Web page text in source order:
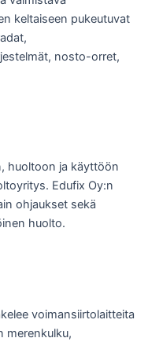
keltaiseen pukeutuvat
nosto-orret,
huoltoon ja käyttöön
Edufix Oy:n
ohjaukset sekä
huolto.
voimansiirtolaitteita
merenkulku,